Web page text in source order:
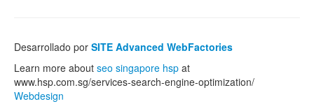
Desarrollado por SITE Advanced WebFactories
Learn more about seo singapore hsp at
www.hsp.com.sg/services-search-engine-optimization/
Webdesign